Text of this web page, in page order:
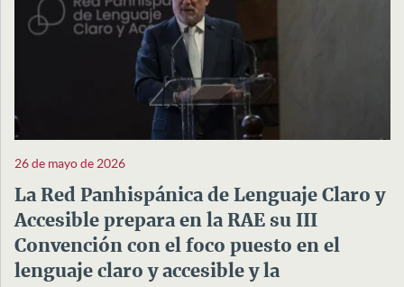
26 de mayo de 2026
La Red Panhispánica de Lenguaje Claro y
Accesible prepara en la RAE su III
Convención con el foco puesto en el
lenguaje claro y accesible y la